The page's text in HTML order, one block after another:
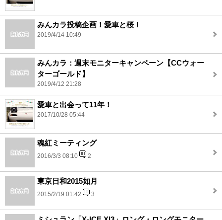
みんカラ投稿企画！愛車と桜！
2019/4/14 10:49
みんカラ：週末モニターキャンペーン【CCウォー
ターゴールド】
2019/4/12 21:28
愛車と出会って11年！
2017/10/28 05:44
魂紅ミーティング
2016/3/3 08:10 2
東京日和2015如月
2015/2/19 01:42 3